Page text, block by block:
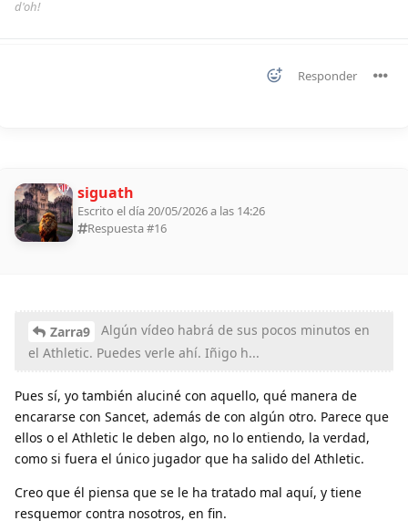
d'oh!
Responder
siguath
Escrito el día 20/05/2026 a las 14:26
Respuesta #16
Zarra9
Algún vídeo habrá de sus pocos minutos en
el Athletic. Puedes verle ahí. Iñigo h...
Pues sí, yo también aluciné con aquello, qué manera de
encararse con Sancet, además de con algún otro. Parece que
ellos o el Athletic le deben algo, no lo entiendo, la verdad,
como si fuera el único jugador que ha salido del Athletic.
Creo que él piensa que se le ha tratado mal aquí, y tiene
resquemor contra nosotros, en fin.